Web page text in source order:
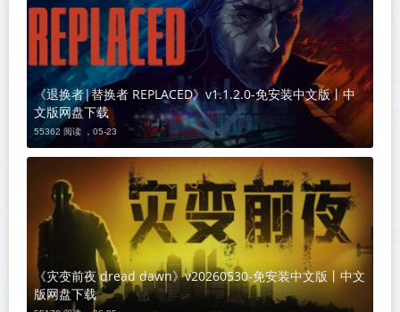
《退换者|替换者 REPLACED》v1.1.2.0-免安装中文版丨中
文版网盘下载
55362 阅读 ， 05-23
《灾变前夜 dread dawn》v20260530-免安装中文版丨中文
版网盘下载